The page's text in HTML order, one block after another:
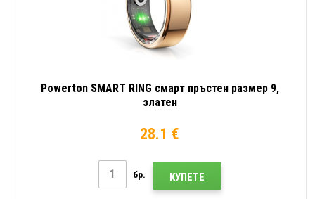
Powerton SMART RING смарт пръстен размер 9,
златен
28.1 €
бр. КУПЕТЕ